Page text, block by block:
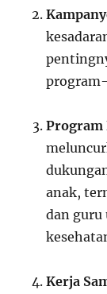
Program
anak,
dan guru
Kerja